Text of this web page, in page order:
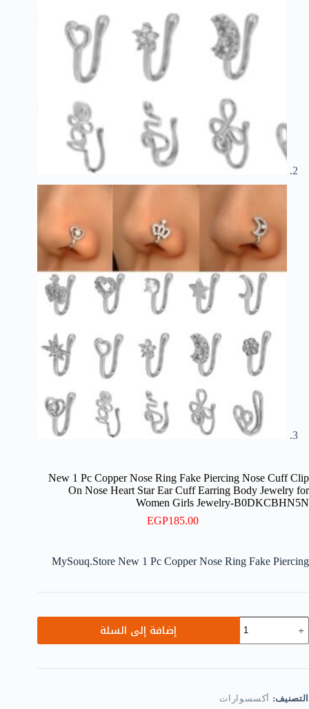
New 1 Pc Copper Nose Ring Fake Piercing Nose Cuff Clip
On Nose Heart Star Ear Cuff Earring Body Jewelry for
Women Girls Jewelry-B0DKCBHN5N
EGP185.00
MySouq.Store New 1 Pc Copper Nose Ring Fake Piercing
New
1
Copper
Ring
Fake
إضافة إلى السلة
التصنيف: أكسسوارات